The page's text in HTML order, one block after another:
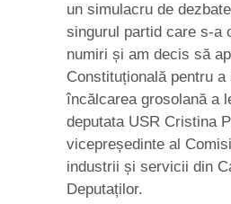
un simulacru de
singurul partid care s-a
numiri și am decis să
Constituțională pentru a
încălcarea grosolană a
deputata USR Cristina
vicepreședinte al
industrii și servicii din
Deputaților.